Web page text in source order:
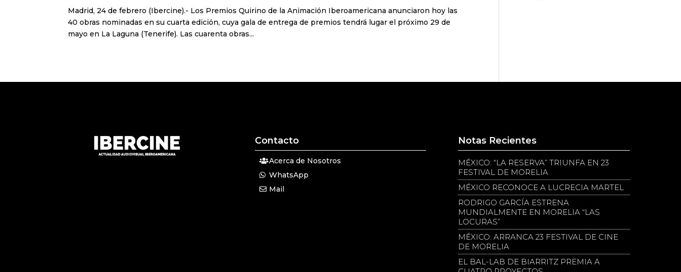
Madrid, 24 de febrero (Ibercine).- Los Premios Quirino de la Animación Iberoamericana anunciaron hoy las
40 obras nominadas en su cuarta edición, cuya gala de entrega de premios tendrá lugar el próximo 29 de
mayo en La Laguna (Tenerife). Las cuarenta obras...
Contacto
Acerca de Nosotros
WhatsApp
Mail
Notas Recientes
MÉXICO: “LA RESERVA” TRIUNFA EN 23
FESTIVAL DE MORELIA
MÉXICO RECONOCE A LUCRECIA MARTEL
RODRIGO GARCÍA ESTRENA
MUNDIALMENTE EN MORELIA “LAS
LOCURAS”
MÉXICO: ARRANCA 23 FESTIVAL DE CINE
DE MORELIA
EL BAL-LAB DE BIARRITZ PREMIA A